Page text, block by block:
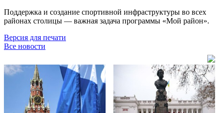
Поддержка и создание спортивной инфраструктуры во всех
районах столицы — важная задача программы «Мой район».
Версия для печати
Все новости